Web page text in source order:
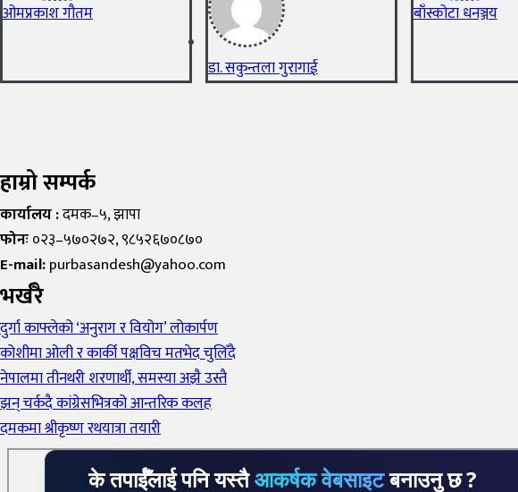
ओमप्रकाश गौतम
डा. सकुन्तला गुरागाई
बाँस्कोटा धनञ्जय
हाम्रो सम्पर्क
कार्यालय :दमक–५, झापा
फोनः०२३–५७०२७२, ९८५२६७०८७०
E-mail:purbasandesh@yahoo.com
भर्खरै
दुर्गा काफ्लेको ‘अनुराग र वियोग’ लोकार्पण
कोशीमा ओली र कार्की पक्षविच मतभेद चुलिँदै
नेपालमा तीनथरी शरणार्थी, समस्या अझै उस्तै
झन् चर्कदै कांग्रेसभित्रको आन्तरिक कलह
दमकमा श्रीकृष्ण रथयात्रा तयारी